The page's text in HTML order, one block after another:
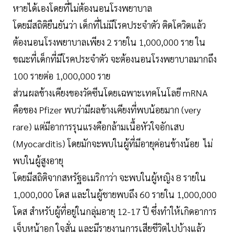
หายได้เองโดยที่ไม่ต้องนอนโรงพยาบาล
โดยมีสถิติยืนยันว่า เด็กที่ไม่มีโรคประจำตัว ติดโควิดแล้ว
ต้องนอนโรงพยาบาลเพียง 2 รายใน 1,000,000 ราย ใน
ขณะที่เด็กที่มีโรคประจำตัว จะต้องนอนโรงพยาบาลมากถึง
100 รายต่อ 1,000,000 ราย
ส่วนผลข้างเคียงของวัคซีนโดยเฉพาะเทคโนโลยี mRNA
คือของ Pfizer พบว่ามีผลข้างเคียงที่พบน้อยมาก (very
rare) แต่มีอาการรุนแรงคือกล้ามเนื้อหัวใจอักเสบ
(Myocarditis) โดยมักจะพบในผู้ที่มีอายุค่อนข้างน้อย ไม่
พบในผู้สูงอายุ
โดยมีสถิติจากสหรัฐอเมริกาว่า จะพบในผู้หญิง 8 รายใน
1,000,000 โดส และในผู้ชายพบถึง 60 รายใน 1,000,000
โดส สำหรับผู้ที่อยู่ในกลุ่มอายุ 12-17 ปี ซึ่งทำให้เกิดอาการ
เจ็บหน้าอก ใจสั่น และมีรายงานการเสียชีวิตไปบ้างแล้ว